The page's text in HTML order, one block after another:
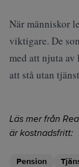
När människor
viktigare. De
med att njuta
att stå utan
Läs mer från
är kostnadsfritt:
Pension